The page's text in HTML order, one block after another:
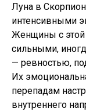
Луна в
интенсивными
Женщины с этой
сильными,
— ревностью,
Их
перепадам
внутреннего